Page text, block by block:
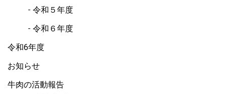
令和５年度
令和６年度
令和6年度
お知らせ
牛肉の活動報告